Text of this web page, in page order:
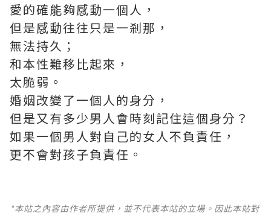
愛的確能夠感動一個人，
但是感動往往只是一剎那，
無法持久；
和本性難移比起來，
太脆弱。
婚姻改變了一個人的身分，
但是又有多少男人會時刻記住這個身分？
如果一個男人對自己的女人不負責任，
更不會對孩子負責任。
*本站之內容由作者所提供，並不代表本站的立場。因此本站對